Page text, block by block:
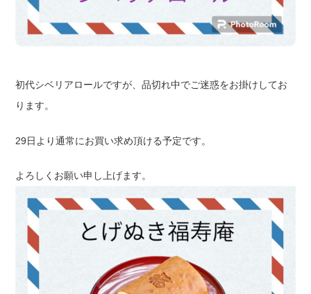
初代シベリアロールですが、品切れ中でご迷惑をお掛けしてお
ります。
29日より通常にお買い求め頂ける予定です。
よろしくお願い申し上げます。